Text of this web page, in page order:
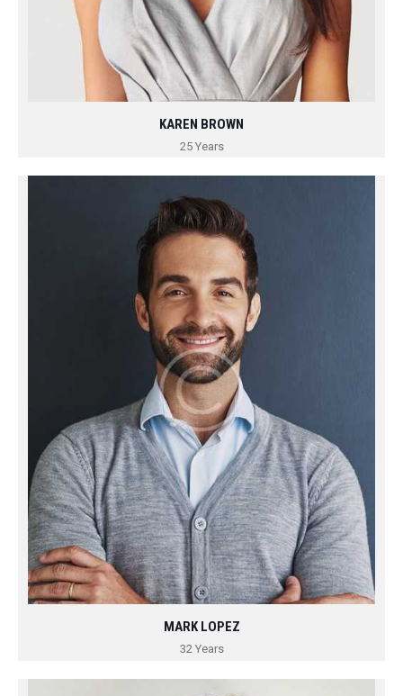
KAREN BROWN
25 Years
MARK LOPEZ
32 Years